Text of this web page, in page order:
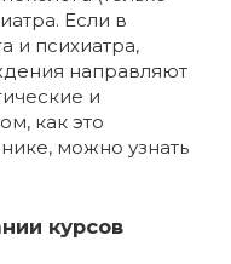
Если в
и психиатра,
направляют
и
как это
можно узнать
курсов